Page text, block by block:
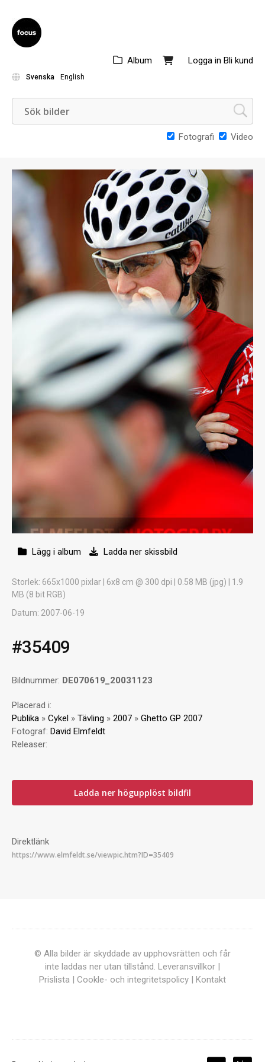
Logga in Bli kund
Album
Svenska English
Fotografi Video
Lägg i album Ladda ner skissbild
Storlek: 665x1000 pixlar | 6x8 cm @ 300 dpi | 0.58 MB (jpg) | 1.9
MB (8 bit RGB)
Datum: 2007-06-19
#35409
Bildnummer: DE070619_20031123
Placerad i:
Publika » Cykel » Tävling » 2007 » Ghetto GP 2007
Fotograf: David Elmfeldt
Releaser:
Ladda ner högupplöst bildfil
Direktlänk
© Alla bilder är skyddade av upphovsrätten och får
inte laddas ner utan tillstånd. Leveransvillkor |
Prislista | Cookle- och integritetspolicy | Kontakt